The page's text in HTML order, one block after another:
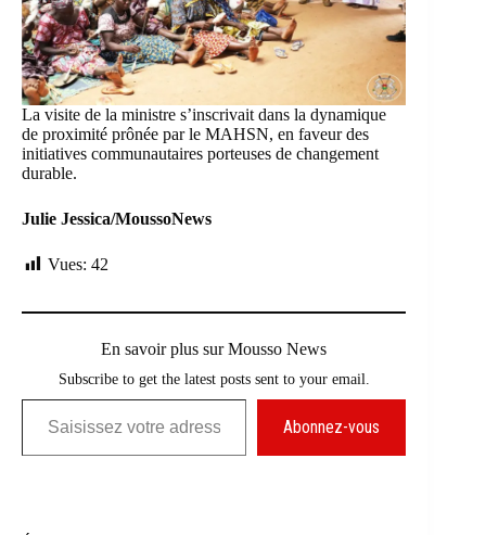
La visite de la ministre s’inscrivait dans la dynamique
de proximité prônée par le MAHSN, en faveur des
initiatives communautaires porteuses de changement
durable.
Julie Jessica/MoussoNews
Vues: 42
En savoir plus sur Mousso News
Subscribe to get the latest posts sent to your email.
Saisissez votre adresse e-mail…
Abonnez-vous